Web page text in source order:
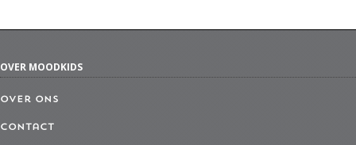
OVER MOODKIDS
Over ons
Contact